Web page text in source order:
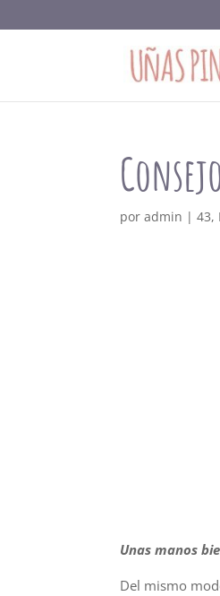
poradmin |43,
Unas manos
Del mismo